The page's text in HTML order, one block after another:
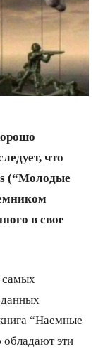
что
(“Молодые
в свое
самых
“Наемные
обладают эти